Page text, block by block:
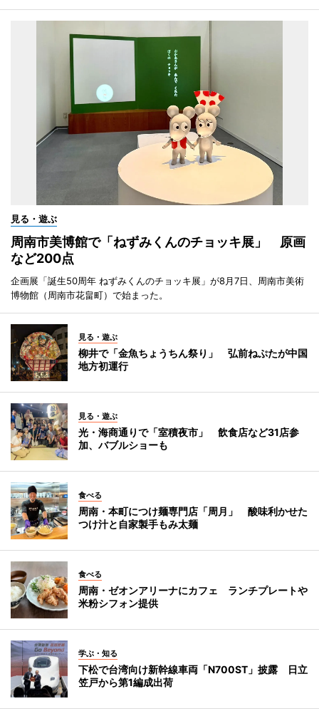
見る・遊ぶ
周南市美博館で「ねずみくんのチョッキ展」 原画
など200点
企画展「誕生50周年 ねずみくんのチョッキ展」が8月7日、周南市美術
博物館（周南市花畠町）で始まった。
見る・遊ぶ
柳井で「金魚ちょうちん祭り」 弘前ねぷたが中国
地方初運行
見る・遊ぶ
光・海商通りで「室積夜市」 飲食店など31店参
加、バブルショーも
食べる
周南・本町につけ麺専門店「周月」 酸味利かせた
つけ汁と自家製手もみ太麺
食べる
周南・ゼオンアリーナにカフェ ランチプレートや
米粉シフォン提供
学ぶ・知る
下松で台湾向け新幹線車両「N700ST」披露 日立
笠戸から第1編成出荷